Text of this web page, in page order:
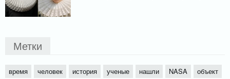
Метки
время человек история ученые нашли NASA объект